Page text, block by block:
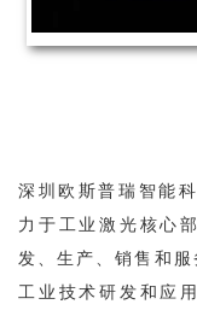
深圳欧斯普瑞智能
力于工业激光核心
发、生产、销售和
工业技术研发和应